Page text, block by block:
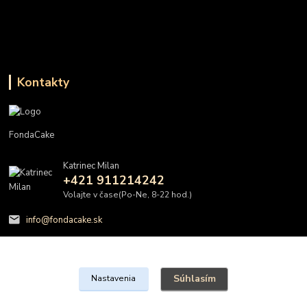
Kontakty
FondaCake
Katrinec Milan
+421 911214242
Volajte v čase(Po-Ne, 8-22 hod.)
info@fondacake.sk
Nastavenia Súhlasím